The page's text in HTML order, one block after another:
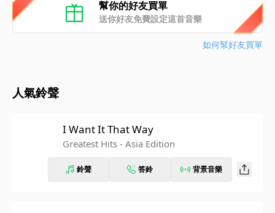
幫你的好友買單
送你好友免費設定這首音樂
如何幫好友買單
人氣鈴聲
I Want It That Way
Greatest Hits - Asia Edition
鈴聲 答鈴 背景音樂